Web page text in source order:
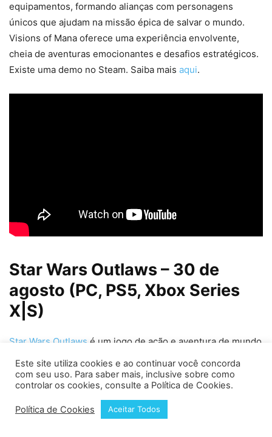
equipamentos, formando alianças com personagens
únicos que ajudam na missão épica de salvar o mundo.
Visions of Mana oferece uma experiência envolvente,
cheia de aventuras emocionantes e desafios estratégicos.
Existe uma demo no Steam. Saiba mais aqui.
Star Wars Outlaws – 30 de
agosto (PC, PS5, Xbox Series
X|S)
Star Wars Outlaws é um jogo de ação e aventura de mundo
aberto ambientado no universo de Star Wars, ocorrendo
entre os episódios “O Império Contra-Ataca” e “O Retorno
dos Jedi”.
A protagonista, Kay Wess, embarca em uma perigosa
Este site utiliza cookies e ao continuar você concorda
com seu uso. Para saber mais, inclusive sobre como
controlar os cookies, consulte a Política de Cookies.
Política de Cookies Aceitar Todos